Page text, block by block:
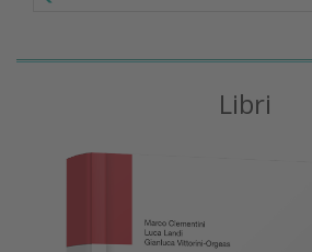
Libri